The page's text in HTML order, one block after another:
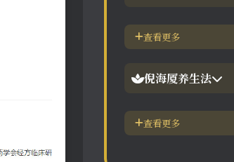
倪海厦简介-传奇人生
查看更多
倪海厦养生法
五脏逼毒法和易筋经
查看更多